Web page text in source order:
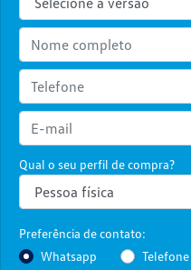
Qual o seu perfil de compra?
Preferência de contato:
Whatsapp
Telefone